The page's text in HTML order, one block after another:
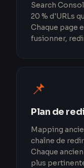
Search
20 % d'URLs
Chaque page
fusionner,
📌️
Plan de
Mapping
chaîne de
Chaque
plus